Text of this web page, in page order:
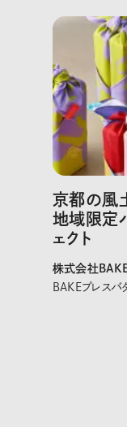
京都の風
地域限定
ェクト
株式会社
BAKEプレスバ